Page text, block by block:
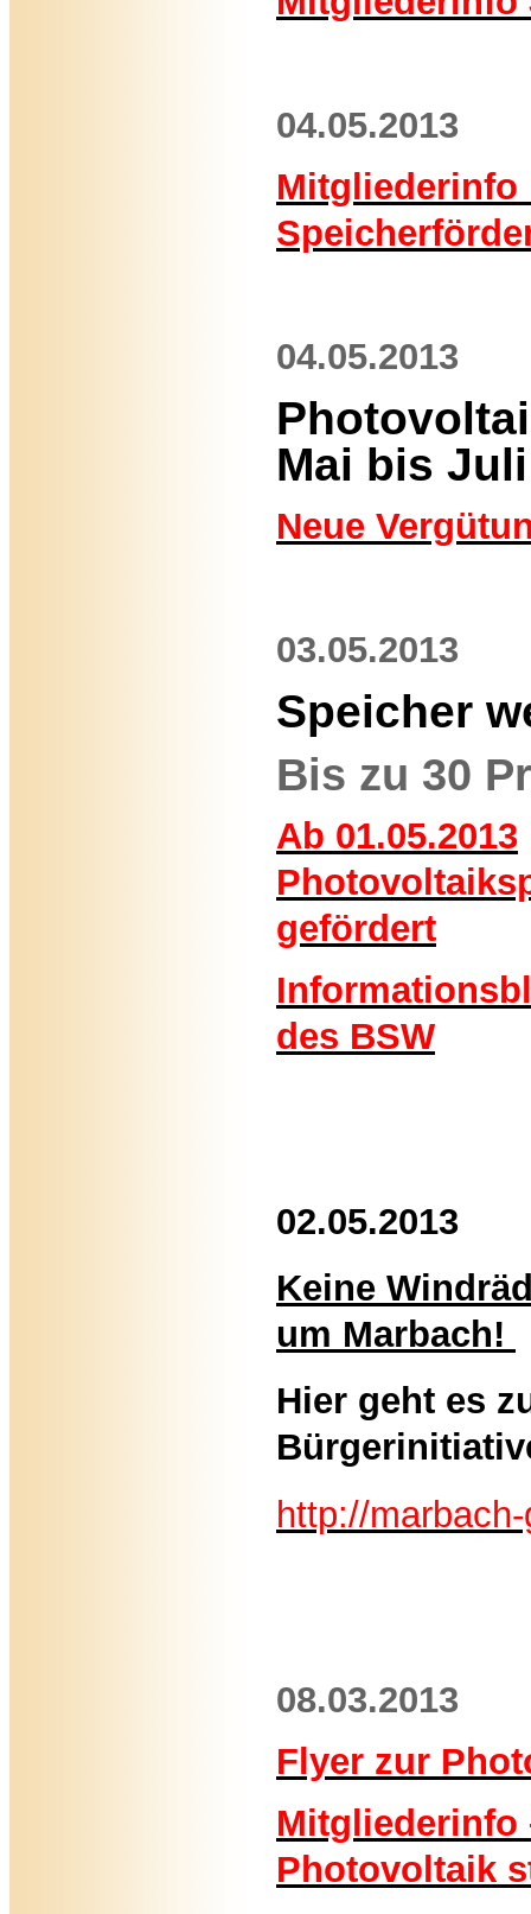
04.05.2013
Mitgliederinfo
04.05.2013
Mai bis
Neue
03.05.2013
Speicher
Bis zu 30
Ab 01.05.2013
gefördert
des BSW
02.05.2013
Keine
um Marbach!
Hier geht es
http://
08.03.2013
Flyer zur
Mitgliederinfo
Photovoltaik